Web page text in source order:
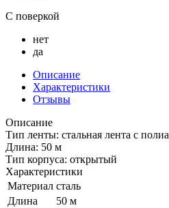
С поверкой
нет
да
Описание
Характеристики
Отзывы
Описание
Тип ленты: стальная лента с
Длина: 50 м
Тип корпуса: открытый
Характеристики
Материал сталь
Длина
50 м